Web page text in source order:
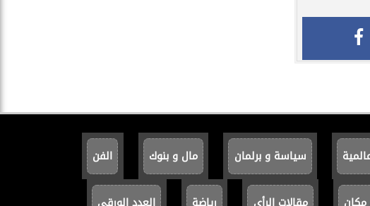
سياسة و برلمان مال و بنوك الفن